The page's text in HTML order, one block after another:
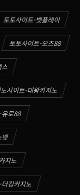
토토사이트-벳플레이
토토사이트-오즈88
사이트-대왕카지노
유로88
벳
지노
킹카지노